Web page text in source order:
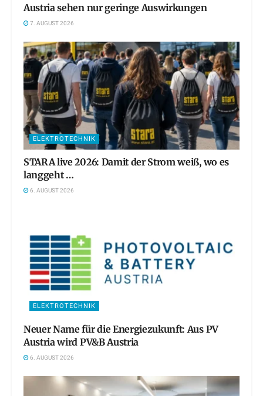
Austria sehen nur geringe Auswirkungen
7. AUGUST 2026
ELEKTROTECHNIK
STARA live 2026: Damit der Strom weiß, wo es
langgeht …
6. AUGUST 2026
ELEKTROTECHNIK
Neuer Name für die Energiezukunft: Aus PV
Austria wird PV&B Austria
6. AUGUST 2026